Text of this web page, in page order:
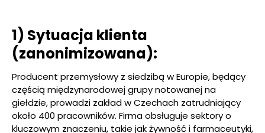
1) Sytuacja klienta
(zanonimizowana):
Producent przemysłowy z siedzibą w Europie, będący
częścią międzynarodowej grupy notowanej na
giełdzie, prowadzi zakład w Czechach zatrudniający
około 400 pracowników. Firma obsługuje sektory o
kluczowym znaczeniu, takie jak żywność i farmaceutyki,